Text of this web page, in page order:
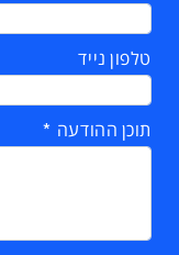
טלפון נייד
תוכן ההודעה